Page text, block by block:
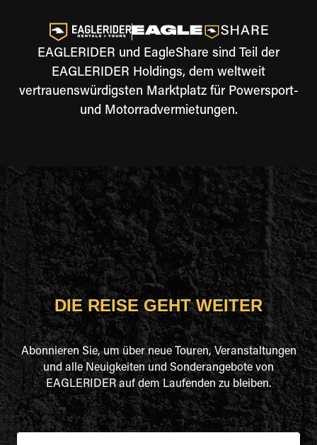
EAGLERIDER und EagleShare sind Teil der
EAGLERIDER Holdings, dem weltweit
vertrauenswürdigsten Marktplatz für Powersport-
und Motorradvermietungen.
DIE REISE GEHT WEITER
Abonnieren Sie, um über neue Touren, Veranstaltungen
und alle Neuigkeiten und Sonderangebote von
EAGLERIDER auf dem Laufenden zu bleiben.